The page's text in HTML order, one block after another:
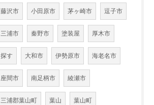
藤沢市 小田原市 茅ヶ崎市 逗子市
三浦市 秦野市 塗装屋 厚木市
探す 大和市 伊勢原市 海老名市
座間市 南足柄市 綾瀬市
三浦郡葉山町 葉山 葉山町